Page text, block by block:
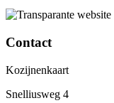
Contact
Kozijnenkaart
Snelliusweg 4